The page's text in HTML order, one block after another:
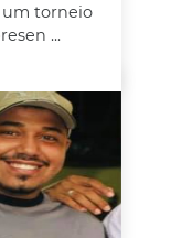
um torneio
...